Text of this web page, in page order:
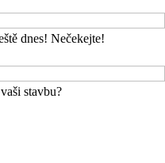
dnes! Nečekejte!
stavbu?